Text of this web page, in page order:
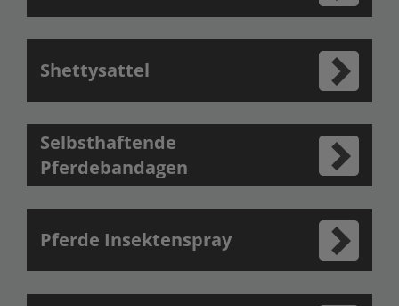
Shettysattel
Selbsthaftende
Pferdebandagen
Pferde Insektenspray